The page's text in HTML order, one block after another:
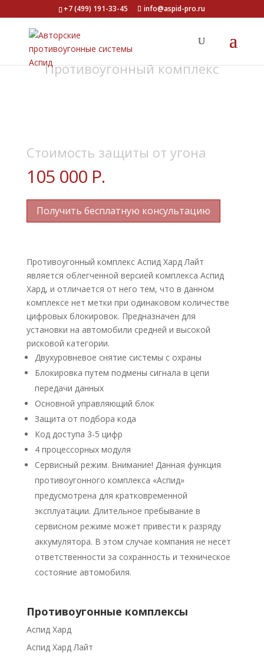
+7 (499) 191-33-45 info@aspid-pro.ru
Противоугонный комплекс
Стоимость защиты от угона
105 000 Р.
Получить бесплатную консультацию
Противоугонный комплекс Аспид Хард Лайт
является облегченной версией комплекса Аспид
Хард, и отличается от него тем, что в данном
комплексе нет метки при одинаковом количестве
цифровых блокировок. Предназначен для
установки на автомобили средней и высокой
рисковой категории.
Двухуровневое снятие системы с охраны
Блокировка путем подмены сигнала в цепи
передачи данных
Основной управляющий блок
Защита от подбора кода
Код доступа 3-5 цифр
4 процессорных модуля
Сервисный режим. Внимание! Данная функция
противоугонного комплекса «Аспид»
предусмотрена для кратковременной
эксплуатации. Длительное пребывание в
сервисном режиме может привести к разряду
аккумулятора. В этом случае компания не несет
ответственности за сохранность и техническое
состояние автомобиля.
Противоугонные комплексы
Аспид Хард
Аспид Хард Лайт